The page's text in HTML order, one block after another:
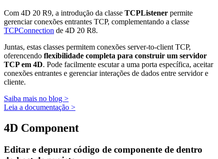
Com 4D 20 R9, a introdução da classe TCPListener permite
gerenciar conexões entrantes TCP, complementando a classe
TCPConnection de 4D 20 R8.
Juntas, estas classes permitem conexões server-to-client TCP,
oferencendo flexibilidade completa para construir um servidor
TCP em 4D. Pode facilmente escutar a uma porta específica, aceitar
conexões entrantes e gerenciar interações de dados entre servidor e
cliente.
Saiba mais no blog >
Leia a documentação >
4D Component
Editar e depurar código de componente de dentro